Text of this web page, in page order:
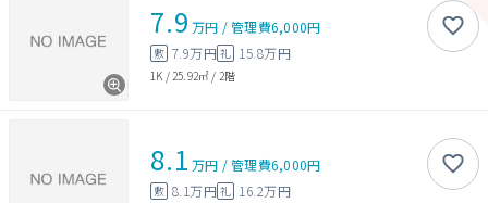
7.9 万円 /管理費6,000円
敷 7.9万円礼 15.8万円
1K / 25.92㎡ / 2階
8.1 万円 /管理費6,000円
敷 8.1万円礼 16.2万円